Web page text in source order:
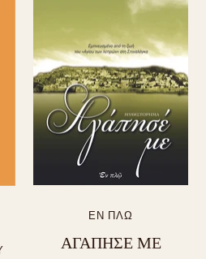
ΕΝ ΠΛΩ
ΑΓΑΠΗΣΕ ΜΕ